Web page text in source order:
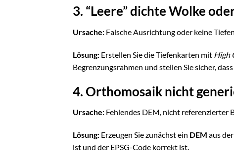
3. “Leere” dichte Wolke
Ursache: Falsche Ausrichtung oder keine
Lösung: Erstellen Sie die Tiefenkarten mit High
Begrenzungsrahmen und stellen Sie sicher,
4. Orthomosaik nicht
Ursache: Fehlendes DEM, nicht referenzierter
Lösung: Erzeugen Sie zunächst ein DEM aus
ist und der EPSG-Code korrekt ist.